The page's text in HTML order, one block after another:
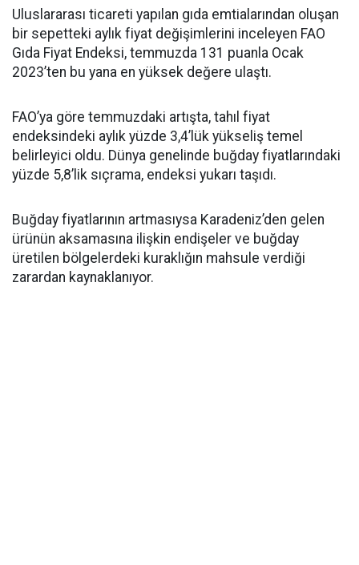
Uluslararası ticareti yapılan gıda emtialarından oluşan
bir sepetteki aylık fiyat değişimlerini inceleyen FAO
Gıda Fiyat Endeksi, temmuzda 131 puanla Ocak
2023’ten bu yana en yüksek değere ulaştı.
FAO’ya göre temmuzdaki artışta, tahıl fiyat
endeksindeki aylık yüzde 3,4’lük yükseliş temel
belirleyici oldu. Dünya genelinde buğday fiyatlarındaki
yüzde 5,8’lik sıçrama, endeksi yukarı taşıdı.
Buğday fiyatlarının artmasıysa Karadeniz’den gelen
ürünün aksamasına ilişkin endişeler ve buğday
üretilen bölgelerdeki kuraklığın mahsule verdiği
zarardan kaynaklanıyor.